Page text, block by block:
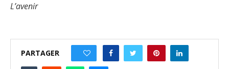
L’avenir
PARTAGER